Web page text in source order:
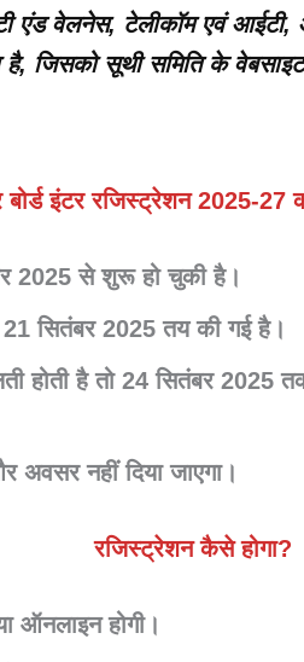
एंड वेलनेस, टेलीकॉम एवं
जिसको सूथी समिति के
बोर्ड इंटर रजिस्ट्रेशन 2025-
2025से शुरू हो चुकी है।
21 सितंबर 2025तय की गई है।
होती है तो 24 सितंबर 2025
अवसर नहीं दिया जाएगा।
रजिस्ट्रेशन कैसे होगा?
ऑनलाइनहोगी।